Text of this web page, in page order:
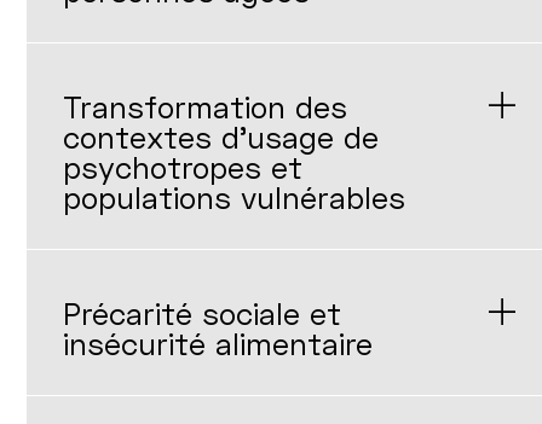
Transformation des
contextes d'usage de
psychotropes et
populations vulnérables
Précarité sociale et
insécurité alimentaire